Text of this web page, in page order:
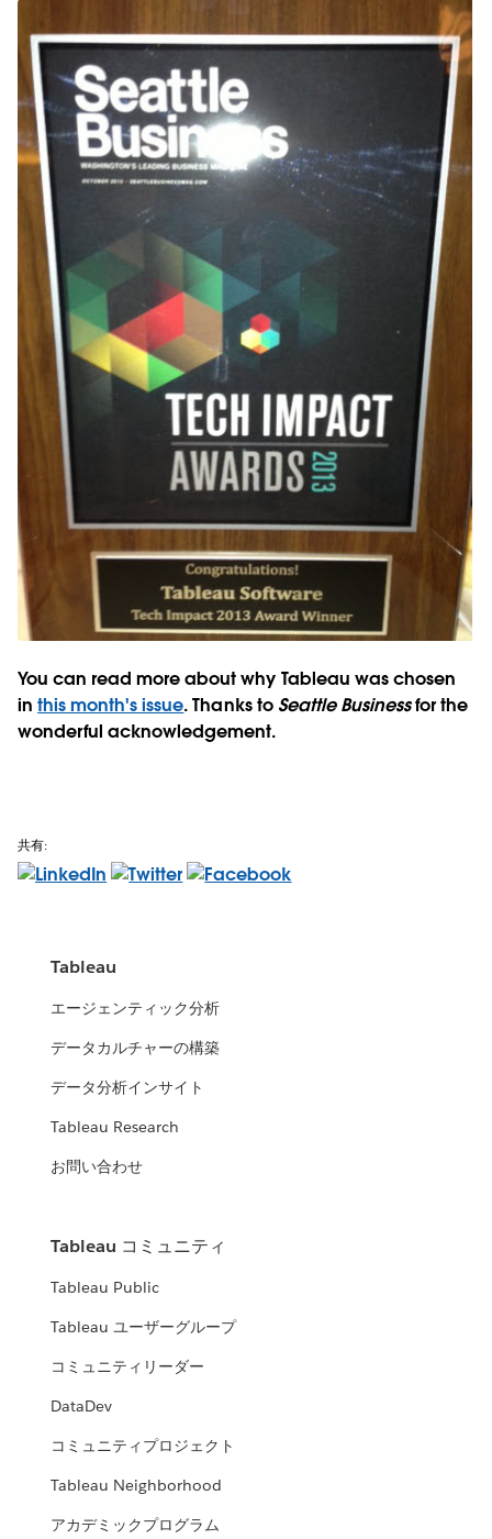
You can read more about why Tableau was chosen
inthis month's issue. Thanks to Seattle Businessfor the
wonderful acknowledgement.
共有:
Tableau
エージェンティック分析
データカルチャーの構築
データ分析インサイト
Tableau Research
お問い合わせ
Tableau コミュニティ
Tableau Public
Tableau ユーザーグループ
コミュニティリーダー
DataDev
コミュニティプロジェクト
Tableau Neighborhood
アカデミックプログラム